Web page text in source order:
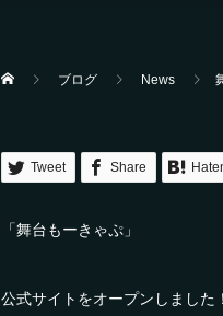
ブログ News
Tweet Share
「舞台もーきゃぷ」
公式サイトをオープンしました！